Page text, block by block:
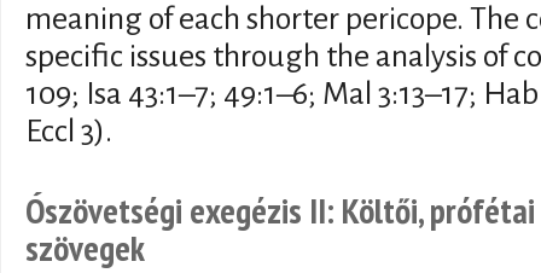
meaning of each shorter pericope. The
specific issues through the analysis of
109; Isa 43:1–7; 49:1–6; Mal 3:13–17;
Eccl 3).
Ószövetségi exegézis II: Költői,
szövegek